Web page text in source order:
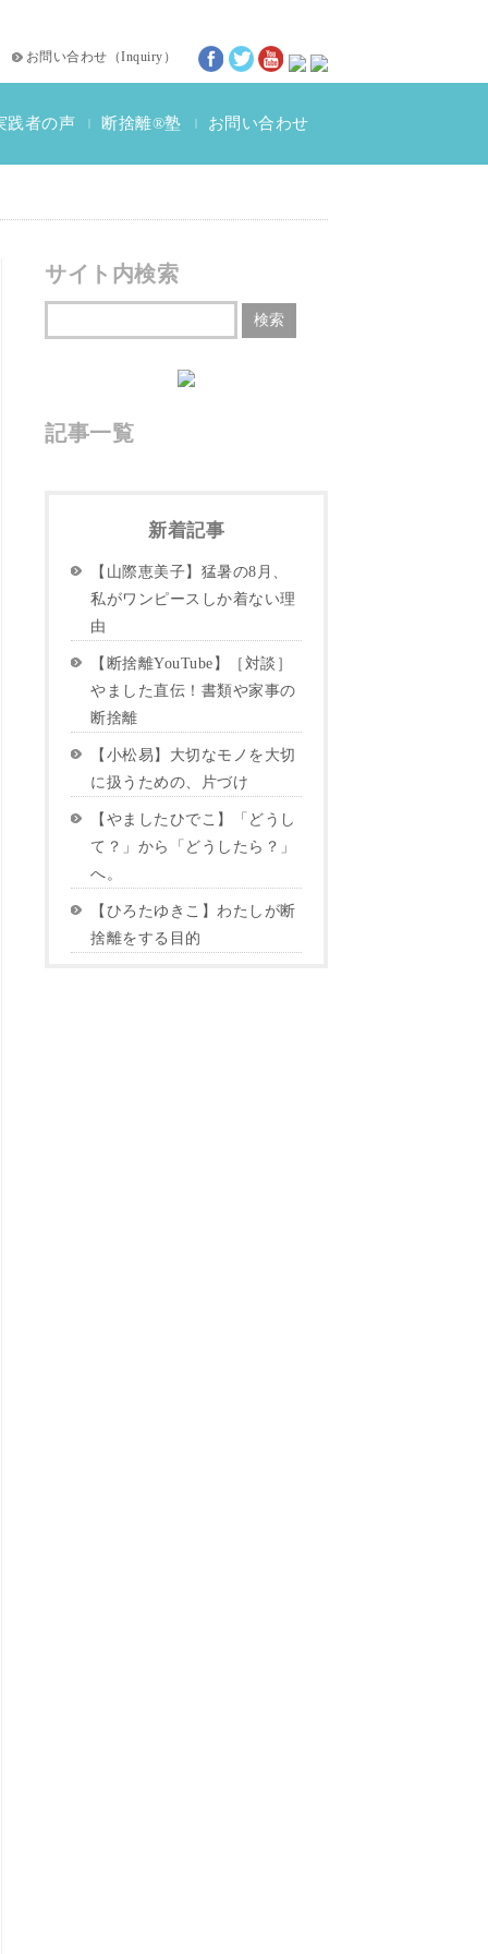
お問い合わせ （Inquiry ）
践者の声
断捨離®体験談
動画インタビュー
| 断捨離®塾 | お問い合わせ
サイト内検索
記事一覧
新着記事
【山際恵美子】猛暑の8月、
私がワンピースしか着ない理
由
【断捨離YouTube】［対談］
やました直伝！書類や家事の
断捨離
【小松易】大切なモノを大切
に扱うための、片づけ
【やましたひでこ】「どうし
て？」から「どうしたら？」
へ。
【ひろたゆきこ】わたしが断
捨離をする目的